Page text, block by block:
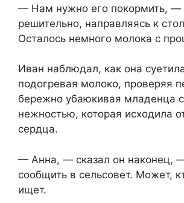
— Нам нужно его покормить, —
решительно, направляясь к
Осталось немного молока с
Иван наблюдал, как она
подогревая молоко, проверяя
бережно убаюкивая младенца
нежностью, которая исходила
сердца.
— Анна, — сказал он наконец,
сообщить в сельсовет. Может,
ищет.